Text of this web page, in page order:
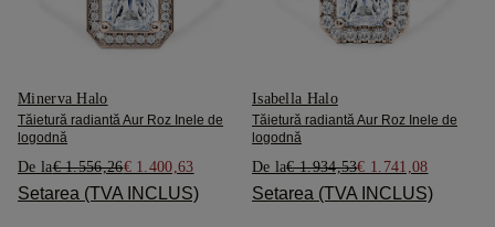
Minerva Halo
Tăietură radiantă Aur Roz Inele de
logodnă
De la€ 1.556,26€ 1.400,63
Setarea (TVA INCLUS)
Isabella Halo
Tăietură radiantă Aur Roz Inele de
logodnă
De la€ 1.934,53€ 1.741,08
Setarea (TVA INCLUS)